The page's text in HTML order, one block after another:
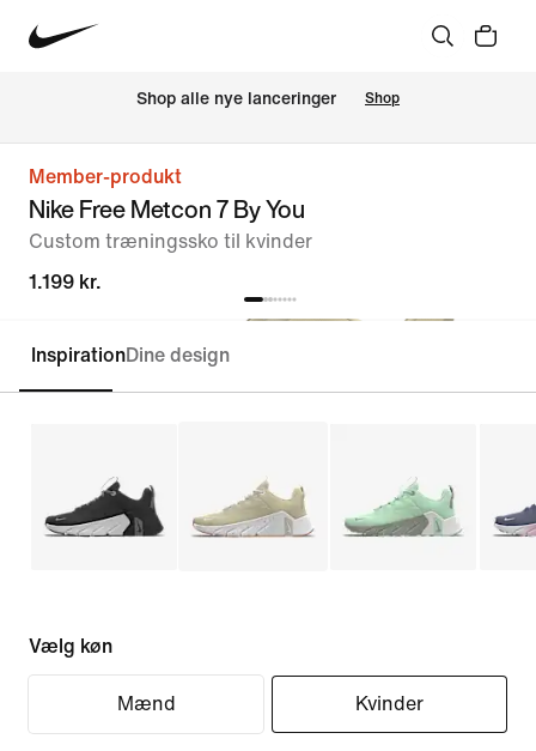
Shop alle nye lanceringer Shop
Member-produkt
Nike Free Metcon 7 By You
Custom træningssko til kvinder
1.199 kr.
Customise
InspirationDine design
Vælg køn
Mænd Kvinder